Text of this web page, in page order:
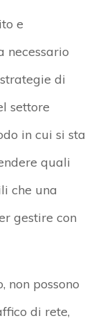
e
necessario
di
settore
in cui si sta
quali
che una
gestire con
non possono
di rete,